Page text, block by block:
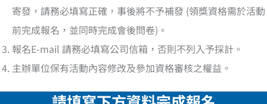
寄發，請務必填寫正確，事後將不予補發 (領獎資格需於活動
前完成報名，並同時完成會後問卷)。
報名E-mail 請務必填寫公司信箱，否則不列入予採計。
主辦單位保有活動內容修改及參加資格審核之權益。